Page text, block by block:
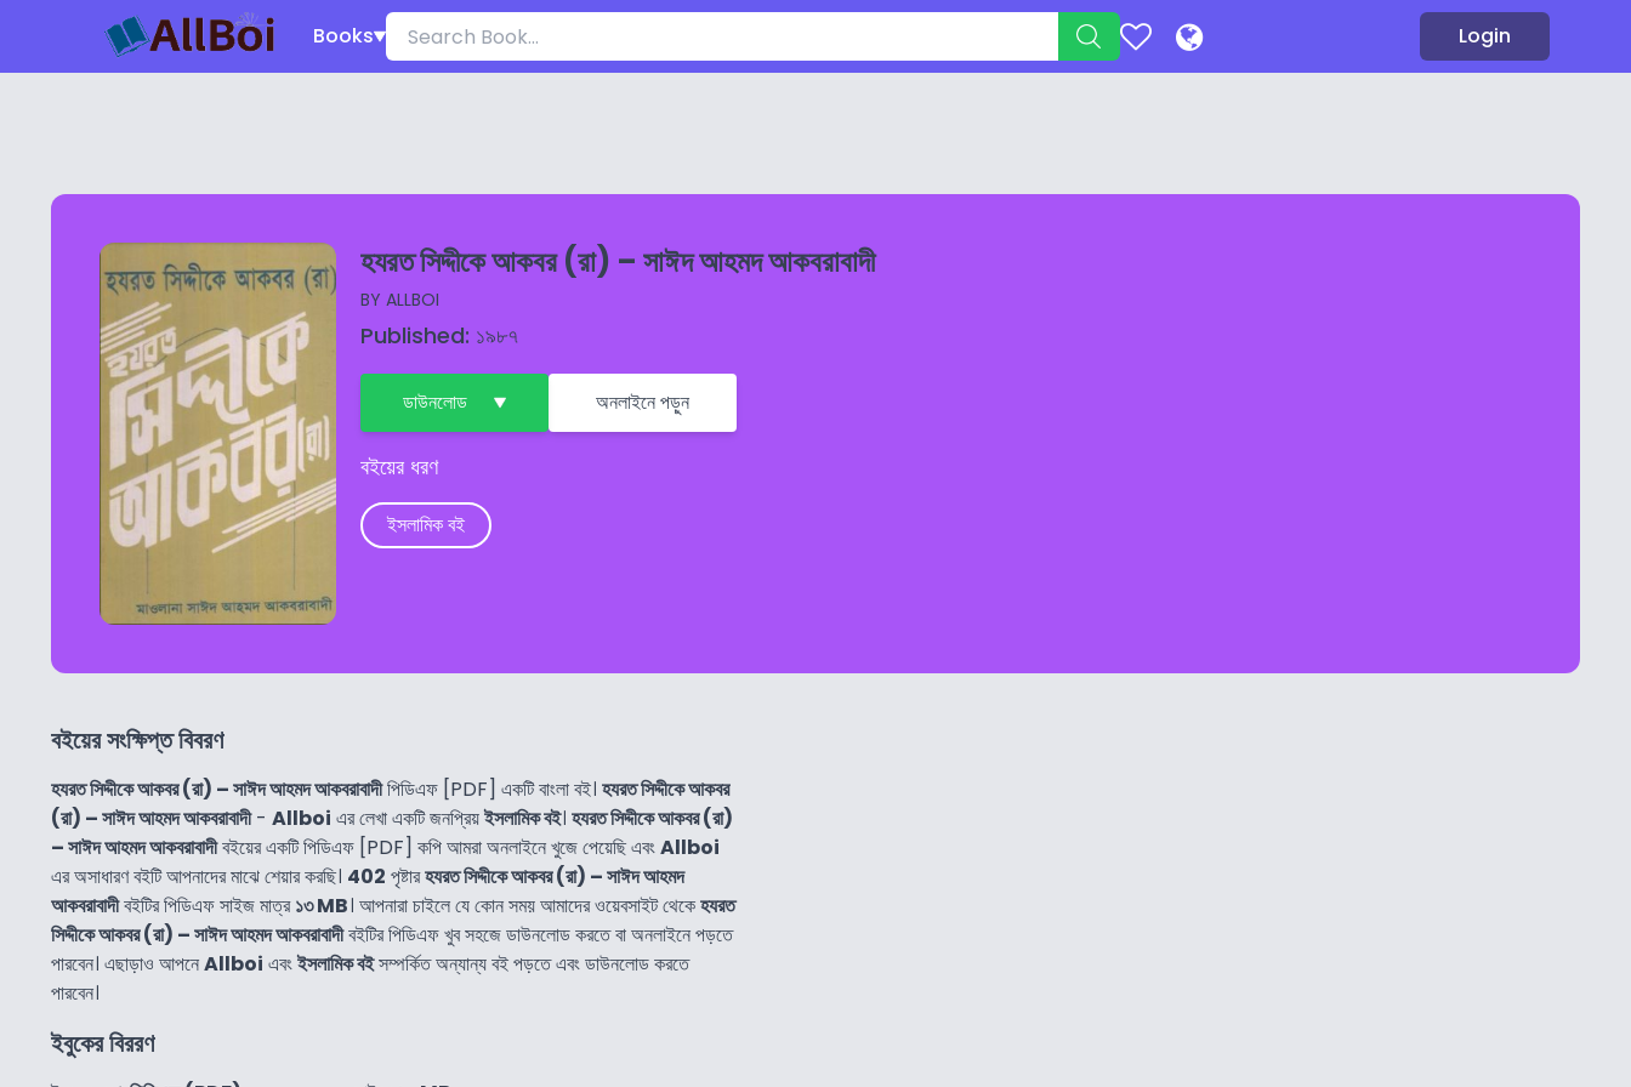
Books Login
হযরত সিদ্দীকে আকবর (রা) – সাঈদ আহমদ আকবরাবাদী
BY ALLBOI
Published: ১৯৮৭
ডাউনলোড অনলাইনে পড়ুন
বইয়ের ধরণ
ইসলামিক বই
বইয়ের সংক্ষিপ্ত বিবরণ
হযরত সিদ্দীকে আকবর (রা) – সাঈদ আহমদ আকবরাবাদীপিডিএফ [PDF] একটি বাংলা বই। হযরত সিদ্দীকে আকবর
(রা) – সাঈদ আহমদ আকবরাবাদী- Allboi এর লেখা একটি জনপ্রিয়ইসলামিক বই। হযরত সিদ্দীকে আকবর (রা)
– সাঈদ আহমদ আকবরাবাদীবইয়ের একটি পিডিএফ [PDF] কপি আমরা অনলাইনে খুজে পেয়েছি এবংAllboi
এর অসাধারণ বইটি আপনাদের মাঝে শেয়ার করছি। 402 পৃষ্টারহযরত সিদ্দীকে আকবর (রা) – সাঈদ আহমদ
আকবরাবাদীবইটির পিডিএফ সাইজ মাত্র১৩ MB। আপনারা চাইলে যে কোন সময় আমাদের ওয়েবসাইট থেকেহযরত
সিদ্দীকে আকবর (রা) – সাঈদ আহমদ আকবরাবাদীবইটির পিডিএফ খুব সহজে ডাউনলোড করতে বা অনলাইনে পড়তে
পারবেন। এছাড়াও আপনেAllboi এবংইসলামিক বইসম্পর্কিত অন্যান্য বই পড়তে এবং ডাউনলোড করতে
পারবেন।
ইবুকের বিররণ